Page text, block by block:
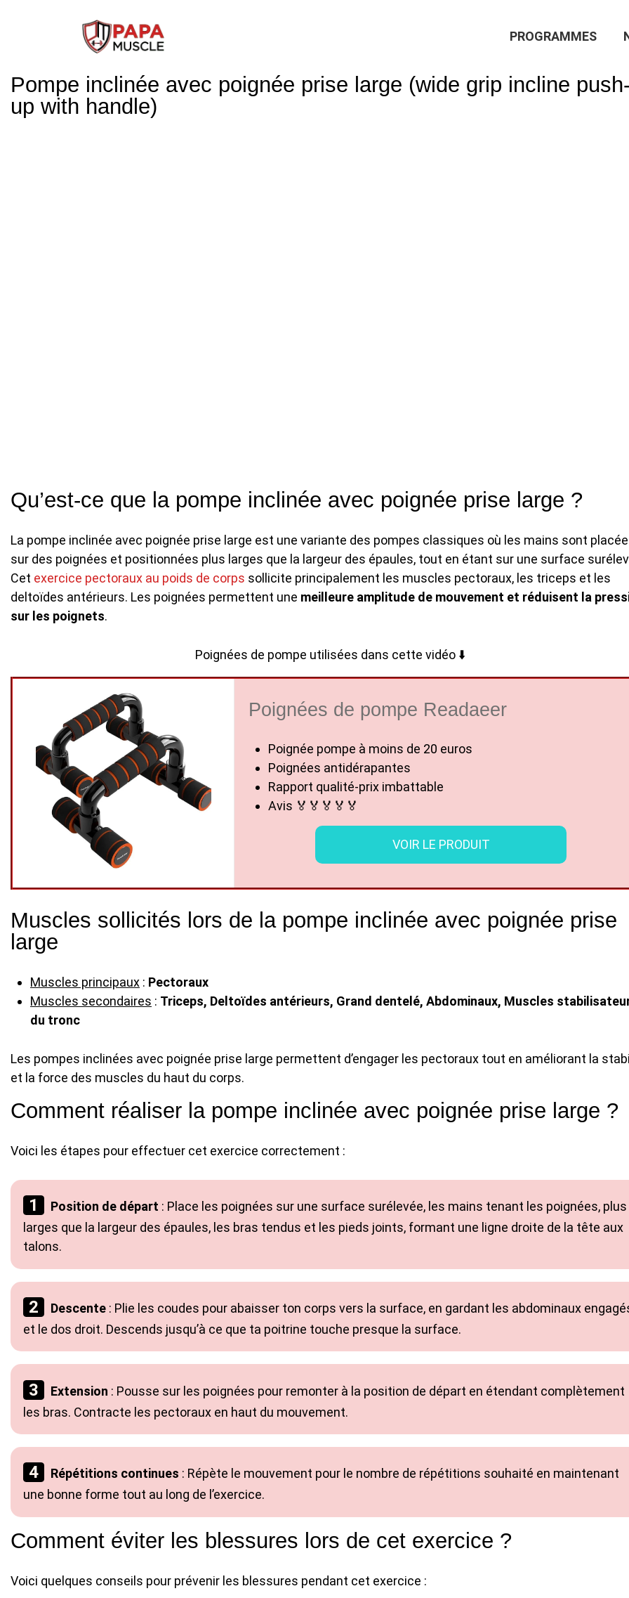
principal
Main
PROGRAMMES
Pompe inclinée avec poignée prise large (wide grip incline
up with handle)
Qu’est-ce que la pompe inclinée avec poignée prise large ?
La pompe inclinée avec poignée prise large est une variante des pompes classiques où les mains sont
sur des poignées et positionnées plus larges que la largeur des épaules, tout en étant sur une surface
Cet exercice pectoraux au poids de corps sollicite principalement les muscles pectoraux, les triceps et les
deltoïdes antérieurs. Les poignées permettent une meilleure amplitude de mouvement et réduisent la
sur les poignets.
Poignées de pompe utilisées dans cette vidéo ⬇️
Poignées de pompe Readaeer
Poignée pompe à moins de 20 euros
Poignées antidérapantes
Rapport qualité-prix imbattable
Avis 🏅🏅🏅🏅🏅
VOIR LE PRODUIT
Muscles sollicités lors de la pompe inclinée avec poignée prise
large
Muscles principaux : Pectoraux
Muscles secondaires : Triceps, Deltoïdes antérieurs, Grand dentelé, Abdominaux, Muscles
du tronc
Les pompes inclinées avec poignée prise large permettent d’engager les pectoraux tout en améliorant la
et la force des muscles du haut du corps.
Comment réaliser la pompe inclinée avec poignée prise large ?
Voici les étapes pour effectuer cet exercice correctement :
Position de départ : Place les poignées sur une surface surélevée, les mains tenant les poignées, plus
larges que la largeur des épaules, les bras tendus et les pieds joints, formant une ligne droite de la tête aux
talons.
Descente: Plie les coudes pour abaisser ton corps vers la surface, en gardant les abdominaux
et le dos droit. Descends jusqu’à ce que ta poitrine touche presque la surface.
Extension : Pousse sur les poignées pour remonter à la position de départ en étendant complètement
les bras. Contracte les pectoraux en haut du mouvement.
Répétitions continues : Répète le mouvement pour le nombre de répétitions souhaité en maintenant
une bonne forme tout au long de l’exercice.
Comment éviter les blessures lors de cet exercice ?
Voici quelques conseils pour prévenir les blessures pendant cet exercice :